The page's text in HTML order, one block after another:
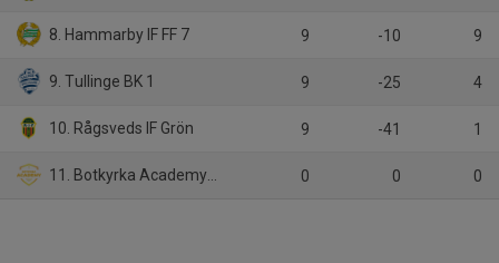
8. Hammarby IF FF 7 9 -10 9
9. Tullinge BK 1 9 -25 4
10. Rågsveds IF Grön 9 -41 1
11. Botkyrka Academy FC 0 0 0